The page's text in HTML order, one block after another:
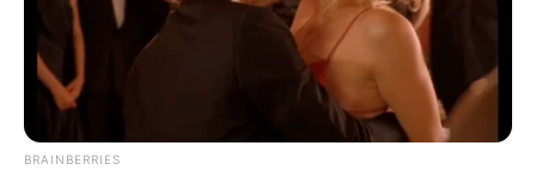
BRAINBERRIES